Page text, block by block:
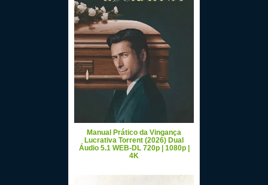
Manual Prático da Vingança
Lucrativa Torrent (2026) Dual
Áudio 5.1 WEB-DL 720p | 1080p |
4K